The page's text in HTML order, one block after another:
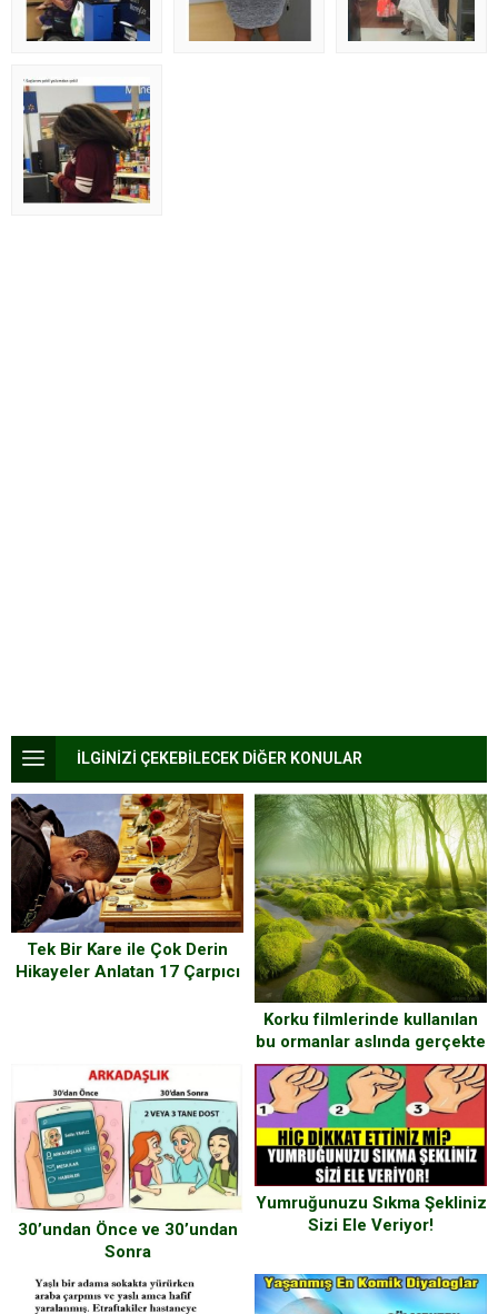
İLGİNİZİ ÇEKEBİLECEK DİĞER KONULAR
Tek Bir Kare ile Çok Derin
Hikayeler Anlatan 17 Çarpıcı
Korku filmlerinde kullanılan
bu ormanlar aslında gerçekte
var
30’undan Önce ve 30’undan
Sonra
Yumruğunuzu Sıkma Şekliniz
Sizi Ele Veriyor!